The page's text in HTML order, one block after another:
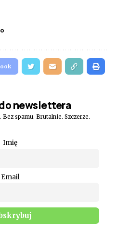
newslettera
spamu. Brutalnie. Szczerze.
Imię
Email